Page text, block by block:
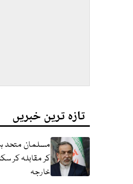
تازہ ترین خبریں
مسلمان متحد
کر مقابلہ کر
خارجہ